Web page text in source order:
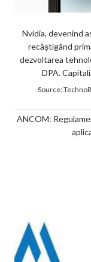
Nvidia, devenind
recâștigând
dezvoltarea
DPA.
Source:
ANCOM: